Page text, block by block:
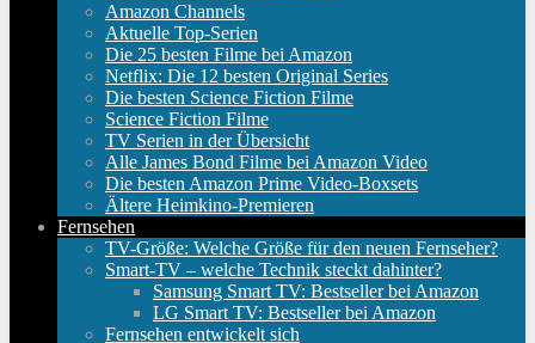
Amazon Channels
Aktuelle Top-Serien
Die 25 besten Filme bei Amazon
Netflix: Die 12 besten Original Series
Die besten Science Fiction Filme
Science Fiction Filme
TV Serien in der Übersicht
Alle James Bond Filme bei Amazon Video
Die besten Amazon Prime Video-Boxsets
Ältere Heimkino-Premieren
Fernsehen
TV-Größe: Welche Größe für den neuen Fernseher?
Smart-TV – welche Technik steckt dahinter?
Samsung Smart TV: Bestseller bei Amazon
LG Smart TV: Bestseller bei Amazon
Fernsehen entwickelt sich